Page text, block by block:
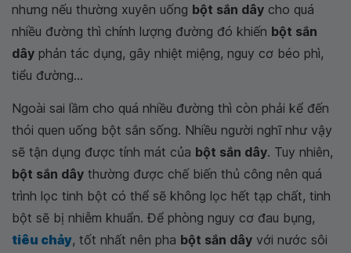
nhưng nếu thường xuyên uống bột sắn dây cho quá
nhiều đường thì chính lượng đường đó khiến bột sắn
dây phản tác dụng, gây nhiệt miệng, nguy cơ béo phì,
tiểu đường...
Ngoài sai lầm cho quá nhiều đường thì còn phải kể đến
thói quen uống bột sắn sống. Nhiều người nghĩ như vậy
sẽ tận dụng được tính mát của bột sắn dây. Tuy nhiên,
bột sắn dây thường được chế biến thủ công nên quá
trình lọc tinh bột có thể sẽ không lọc hết tạp chất, tinh
bột sẽ bị nhiễm khuẩn. Để phòng nguy cơ đau bụng,
tiêu chảy, tốt nhất nên pha bột sắn dây với nước sôi